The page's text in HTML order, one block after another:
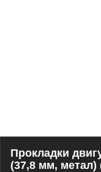
Прокладки
(37,8 мм, метал)